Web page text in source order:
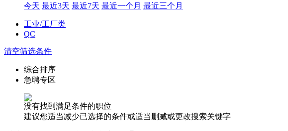
今天 最近3天 最近7天 最近一个月 最近三个月
工业/工厂类
QC
清空筛选条件
综合排序
急聘专区
没有找到满足条件的职位
建议您适当减少已选择的条件或适当删减或更改搜索关键字